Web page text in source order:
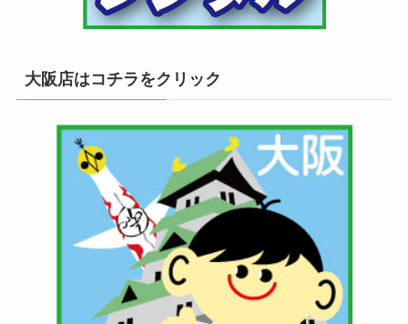
大阪店はコチラをクリック